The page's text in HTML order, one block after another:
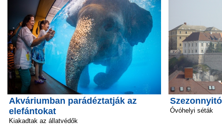
Akváriumban parádéztatják az
elefántokat
Kiakadtak az állatvédők
Óvóhelyi séták